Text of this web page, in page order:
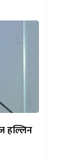
हल्लिन